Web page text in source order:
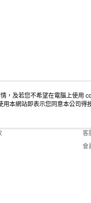
客
會
，及若您不希望在電腦上使用
用本網站即表示您同意本公司得